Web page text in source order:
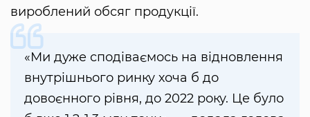
вироблений обсяг продукції.
«Ми дуже сподіваємось на відновлення
внутрішнього ринку хоча б до
довоєнного рівня, до 2022 року. Це було